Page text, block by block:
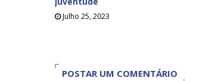
Julho 25, 2023
POSTAR UM COMENTÁRIO